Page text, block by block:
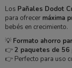
Los Pañales Dodot
para ofrecer máxima
bebés en crecimiento.
💡 Formato ahorro
👉2 paquetes de 56
👉 Perfecto para uso